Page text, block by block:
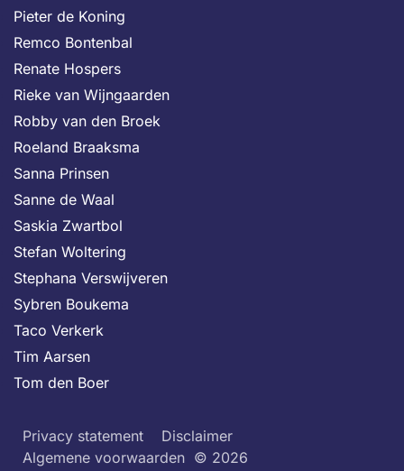
Pieter de Koning
Remco Bontenbal
Renate Hospers
Rieke van Wijngaarden
Robby van den Broek
Roeland Braaksma
Sanna Prinsen
Sanne de Waal
Saskia Zwartbol
Stefan Woltering
Stephana Verswijveren
Sybren Boukema
Taco Verkerk
Tim Aarsen
Tom den Boer
Privacy statement
Disclaimer
Algemene voorwaarden © 2026